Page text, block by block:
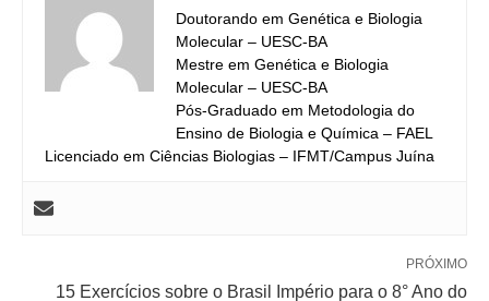
Doutorando em Genética e Biologia
Molecular – UESC-BA
Mestre em Genética e Biologia
Molecular – UESC-BA
Pós-Graduado em Metodologia do
Ensino de Biologia e Química – FAEL
Licenciado em Ciências Biologias – IFMT/Campus Juína
PRÓXIMO
15 Exercícios sobre o Brasil Império para o 8° Ano do